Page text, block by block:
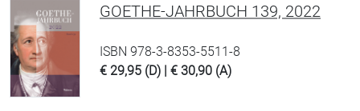
GOETHE-JAHRBUCH 139, 2022
ISBN 978-3-8353-5511-8
€ 29,95 (D) | € 30,90 (A)